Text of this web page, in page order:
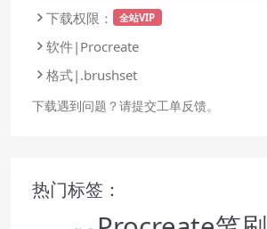
下载权限： 全站VIP
软件|Procreate
格式|.brushset
下载遇到问题？请提交工单反馈。
热门标签：